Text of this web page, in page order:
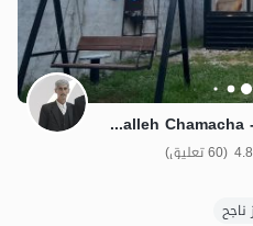
استئجار كوخ سويسري في شفت - Azad Mahalleh Chamacha
4.8 (60 تعليق)